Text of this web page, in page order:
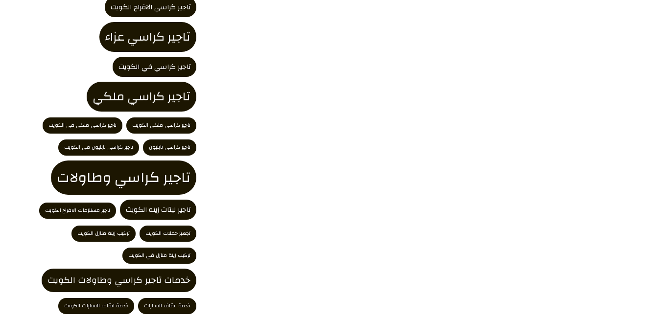
تاجير كراسي الافراح الكويت
تاجير كراسي عزاء
تاجير كراسي في الكويت
تاجير كراسي ملكي
تاجير كراسي ملكي الكويت تاجير كراسي ملكي في الكويت
تاجير كراسي نابليون تاجير كراسي نابليون في الكويت
تاجير كراسي وطاولات
تاجير ليتات زينه الكويت تاجير مستلزمات الافراح الكويت
تجهيز حفلات الكويت تركيب زينة منازل الكويت
تركيب زينة منازل في الكويت
خدمات تاجير كراسي وطاولات الكويت
خدمة ايقاف السيارات خدمة ايقاف السيارات الكويت